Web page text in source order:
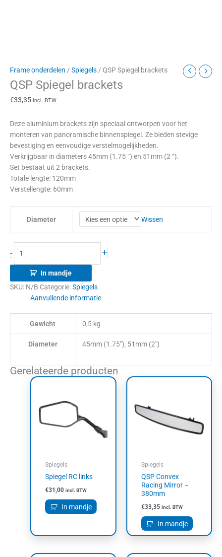
Frame onderdelen / Spiegels/ QSP Spiegel brackets
QSP Spiegel brackets
€33,35 incl. BTW
Deze aluminium brackets zijn speciaal ontworpen voor het
monteren van panoramische binnenspiegel. Ze bieden stevige
bevestiging en eenvoudige verstelmogelijkheden.
Verkrijgbaar in diameters 45mm (1.75 “) en 51mm (2 “).
Set bestaat uit 2 brackets.
Totale lengte: 120mm
Verstellengte: 60mm
Diameter Wissen
- +
In mandje
SKU: N/B Categorie:Spiegels
Aanvullende informatie
Gewicht 0,5 kg
Diameter 45mm (1.75"), 51mm (2")
Gerelateerde producten
Spiegels
Spiegel RC links
€31,00 incl. BTW
In mandje
Spiegels
QSP Convex
Racing Mirror –
380mm
€33,35 incl. BTW
In mandje